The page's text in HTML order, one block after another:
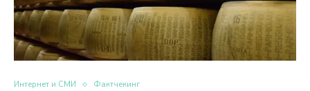
Интернет и СМИ Фактчекинг